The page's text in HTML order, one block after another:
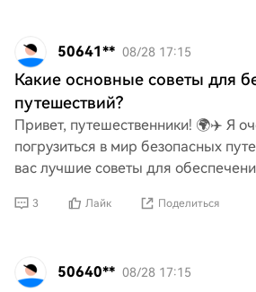
50641** 08/28 17:15
Какие основные советы для
путешествий?
Привет, путешественники! 🌍✈️ Я
погрузиться в мир безопасных
вас лучшие советы для
поддержания св
3 Лайк Поделиться
50640** 08/28 17:15